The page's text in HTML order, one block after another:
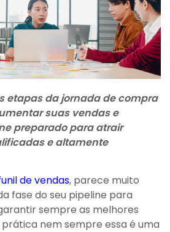
etapas da jornada de compra
suas vendas e
preparado para atrair
e altamente
de vendas, parece muito
fase do seu pipeline para
sempre as melhores
nem sempre essa é uma